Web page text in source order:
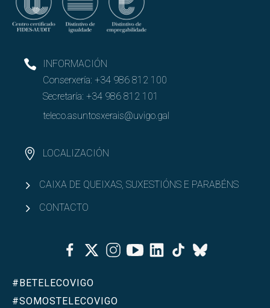
INFORMACIÓN
Conserxería: +34 986 812 100
Secretaría: +34 986 812 101
teleco.asuntosxerais@uvigo.gal
LOCALIZACIÓN
CAIXA DE QUEIXAS, SUXESTIÓNS E PARABÉNS
CONTACTO
FacebookTwitterInstagramYoutubeLinkedinTiktok
Bluesky
#BETELECOVIGO
#SOMOSTELECOVIGO